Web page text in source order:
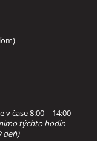
čase 8:00 – 14:00
týchto hodín
deň)